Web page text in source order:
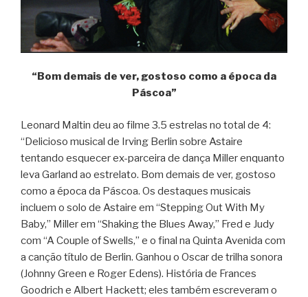
“Bom demais de ver, gostoso como a época da
Páscoa”
Leonard Maltin deu ao filme 3.5 estrelas no total de 4:
“Delicioso musical de Irving Berlin sobre Astaire
tentando esquecer ex-parceira de dança Miller enquanto
leva Garland ao estrelato. Bom demais de ver, gostoso
como a época da Páscoa. Os destaques musicais
incluem o solo de Astaire em “Stepping Out With My
Baby,” Miller em “Shaking the Blues Away,” Fred e Judy
com “A Couple of Swells,” e o final na Quinta Avenida com
a canção título de Berlin. Ganhou o Oscar de trilha sonora
(Johnny Green e Roger Edens). História de Frances
Goodrich e Albert Hackett; eles também escreveram o